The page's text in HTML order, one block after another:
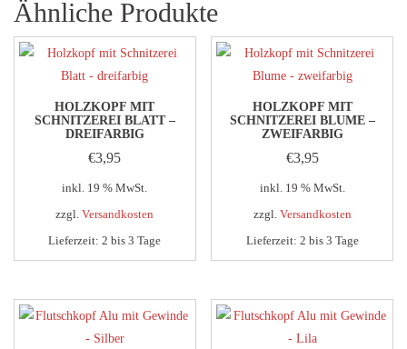
Ähnliche Produkte
HOLZKOPF MIT
SCHNITZEREI BLATT –
DREIFARBIG
€3,95
inkl. 19 % MwSt.
zzgl.Versandkosten
Lieferzeit:2 bis 3 Tage
HOLZKOPF MIT
SCHNITZEREI BLUME –
ZWEIFARBIG
€3,95
inkl. 19 % MwSt.
zzgl. Versandkosten
Lieferzeit: 2 bis 3 Tage